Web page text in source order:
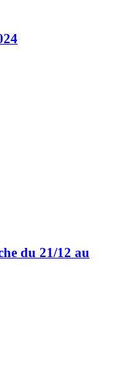
du 21/12 au